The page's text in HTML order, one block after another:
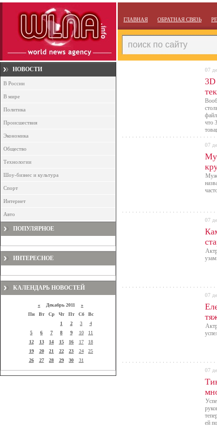
ГЛАВНАЯ ОБРАТНАЯ СВЯЗЬ
НОВОСТИ
В России
В мире
Политика
Происшествия
Экономика
Общество
Технологии
Шоу-бизнес и культура
Спорт
Интернет
Авто
ПОПУЛЯРНОЕ
ИНТЕРЕСНОЕ
КАЛЕНДАРЬ НОВОСТЕЙ
« Декабрь 2011 »
Пн
Вт Ср Чт Пт Сб
Вс
1
2 3
4
5
6 7 8 9 10
11
12
13 14 15 16 17
18
19
20 21 22 23 24
25
26
27 28 29 30 31
3D
что
07
07
07
07
ей
07